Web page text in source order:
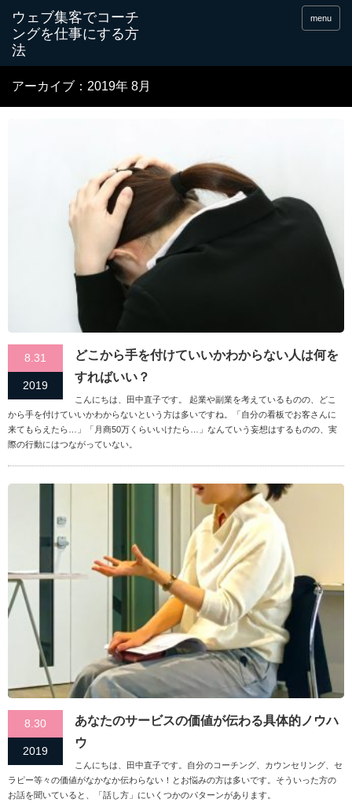
menu
アーカイブ：2019年 8月
8.31
2019
どこから手を付けていいかわからない人は何を
すればいい？
こんにちは、田中直子です。 起業や副業を考えているものの、どこ
から手を付けていいかわからないという方は多いですね。「自分の看板でお客さんに
来てもらえたら…」「月商50万くらいいけたら…」なんていう妄想はするものの、実
際の行動にはつながっていない。
8.30
2019
あなたのサービスの価値が伝わる具体的ノウハ
ウ
こんにちは、田中直子です。自分のコーチング、カウンセリング、セ
ラピー等々の価値がなかなか伝わらない！とお悩みの方は多いです。そういった方の
お話を聞いていると、「話し方」にいくつかのパターンがあります。